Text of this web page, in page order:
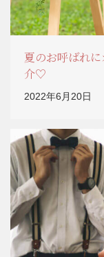
夏のお呼ばれ
介♡
2022年6月20日